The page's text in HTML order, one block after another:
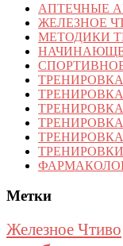
АПТЕЧНЫЕ
ЖЕЛЕЗНОЕ
МЕТОДИКИ
Метки
Железное Чтиво